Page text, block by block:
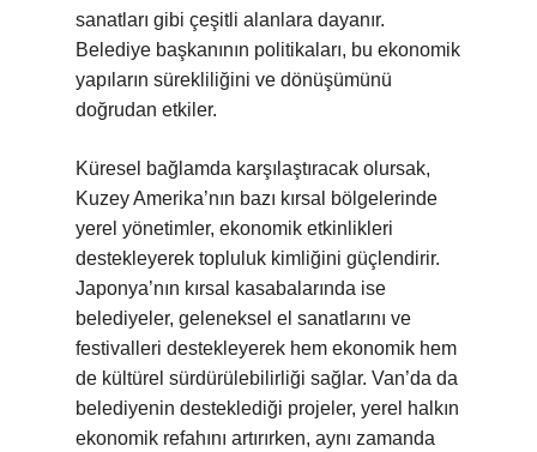
sanatları gibi çeşitli alanlara dayanır.
Belediye başkanının politikaları, bu ekonomik
yapıların sürekliliğini ve dönüşümünü
doğrudan etkiler.
Küresel bağlamda karşılaştıracak olursak,
Kuzey Amerika’nın bazı kırsal bölgelerinde
yerel yönetimler, ekonomik etkinlikleri
destekleyerek topluluk kimliğini güçlendirir.
Japonya’nın kırsal kasabalarında ise
belediyeler, geleneksel el sanatlarını ve
festivalleri destekleyerek hem ekonomik hem
de kültürel sürdürülebilirliği sağlar. Van’da da
belediyenin desteklediği projeler, yerel halkın
ekonomik refahını artırırken, aynı zamanda